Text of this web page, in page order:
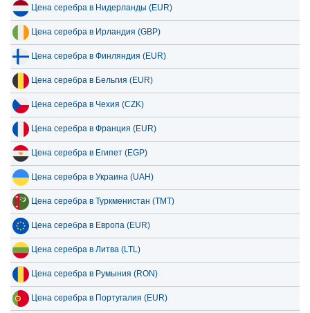
Цена серебра в Нидерланды (EUR)
Цена серебра в Ирландия (GBP)
Цена серебра в Финляндия (EUR)
Цена серебра в Бельгия (EUR)
Цена серебра в Чехия (CZK)
Цена серебра в Франция (EUR)
Цена серебра в Египет (EGP)
Цена серебра в Украина (UAH)
Цена серебра в Туркменистан (TMT)
Цена серебра в Европа (EUR)
Цена серебра в Литва (LTL)
Цена серебра в Румыния (RON)
Цена серебра в Португалия (EUR)